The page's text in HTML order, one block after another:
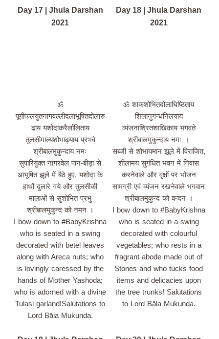
Day 17 | Jhula Darshan
2021
ॐ
पूगीफलयुतनागवल्लीदलाभूषितदोलारु
ढाय यशोदाकरैर्लालिताय
तुलसीमाल्यशोभाढ्याय प्रभवे
श्रीबालमुकुन्दाय नमः
सुपारियुक्त नागरवेल पान-बीड़ा से
आभूषित झूले में बैठे हुए, यशोदा के
हाथों दुलारे गये और तुलसीकी
मालाओं से सुशोभित प्रभु
श्रीबालमुकुन्द को नमन ।
I bow down to #BabyKrishna
who is seated in a swing
decorated with betel leaves
along with Areca nuts; who
is lovingly caressed by the
hands of Mother Yashoda;
who is adorned with a divine
Tulasi garland!Salutations to
Lord Bāla Mukunda.
Day 18 | Jhula Darshan
2021
ॐ शाकशोभितदोलाधिष्ठिताय
शिलानुगन्धनिलयाय
व्यंजनाश्रितशाखिकाय भगवते
श्रीबालमुकुन्दाय नमः ।
सब्जी से शोभायमान झूले में विराजित,
शीलामय सुगंधित भवन में निवास
करनेवाले और वृक्षों पर भोजन
सामग्री एवं व्यंजन रखनेवाले भगवान
श्रीबालमुकुन्द को वन्दन ।
I bow down to #BabyKrishna
who is seated in a swing
decorated with colourful
vegetables; who rests in a
fragrant abode made out of
Stones and who tucks food
items and delicacies upon
the tree trunks! Salutations
to Lord Bāla Mukunda.